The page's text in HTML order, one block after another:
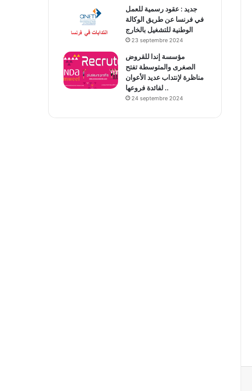
جديد : عقود رسمية للعمل
في فرنسا عن طريق الوكالة
الوطنية للتشغيل بالخارج
23 septembre 2024
مؤسسة إندا للقروض
الصغرى والمتوسطة تفتح
مناظرة لإنتداب عديد الأعوان
لفائدة فروعها ..
24 septembre 2024